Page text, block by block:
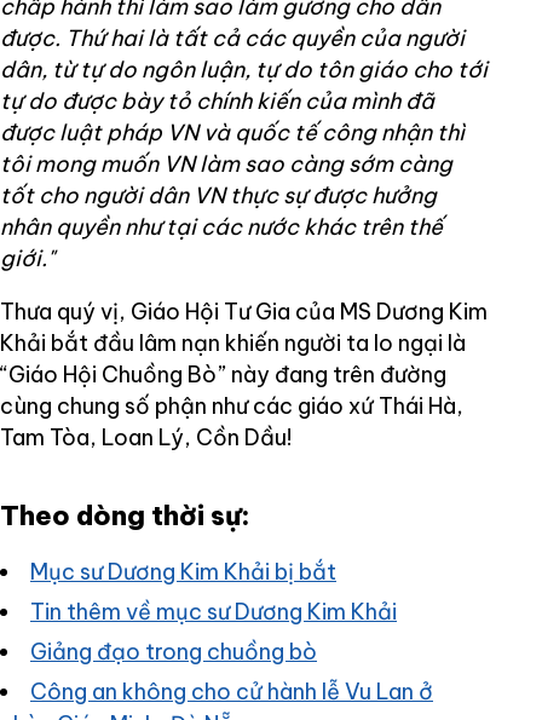
chấp hành thì làm sao làm gương cho dân
được. Thứ hai là tất cả các quyền của người
dân, từ tự do ngôn luận, tự do tôn giáo cho tới
tự do được bày tỏ chính kiến của mình đã
được luật pháp VN và quốc tế công nhận thì
tôi mong muốn VN làm sao càng sớm càng
tốt cho người dân VN thực sự được hưởng
nhân quyền như tại các nước khác trên thế
giới."
Thưa quý vị, Giáo Hội Tư Gia của MS Dương Kim
Khải bắt đầu lâm nạn khiến người ta lo ngại là
“Giáo Hội Chuồng Bò” này đang trên đường
cùng chung số phận như các giáo xứ Thái Hà,
Tam Tòa, Loan Lý, Cồn Dầu!
Theo dòng thời sự:
Mục sư Dương Kim Khải bị bắt
Tin thêm về mục sư Dương Kim Khải
Giảng đạo trong chuồng bò
Công an không cho cử hành lễ Vu Lan ở